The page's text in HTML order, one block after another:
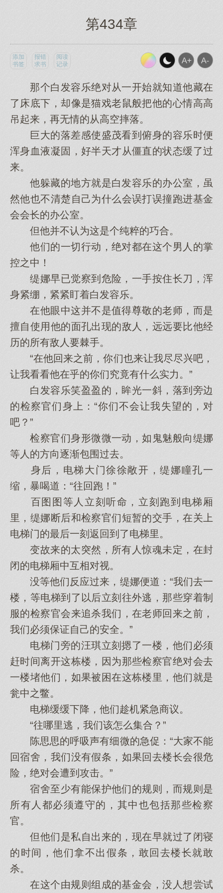
第434章
添加
书签
报错
求书
阅读
记录
那个白发容乐绝对从一开始就知道他藏在
了床底下，却像是猫戏老鼠般把他的心情高高
吊起来，再无情的从高空摔落。
巨大的落差感使盛茂看到俯身的容乐时便
浑身血液凝固，好半天才从僵直的状态缓了过
来。
他躲藏的地方就是白发容乐的办公室，虽
然他也不清楚自己为什么会误打误撞跑进基金
会会长的办公室。
但他并不认为这是个纯粹的巧合。
他们的一切行动，绝对都在这个男人的掌
控之中！
缇娜早已觉察到危险，一手按住长刀，浑
身紧绷，紧紧盯着白发容乐。
在他眼中这并不是值得尊敬的老师，而是
擅自使用他的面孔出现的敌人，远远要比他经
历的所有敌人要棘手。
“在他回来之前，你们也来让我尽尽兴吧，
让我看看他在乎的你们究竟有什么实力。”
白发容乐笑盈盈的，眸光一斜，落到旁边
的检察官们身上：“你们不会让我失望的，对
吧？”
检察官们身形微微一动，如鬼魅般向缇娜
等人的方向逐渐包围过去。
身后，电梯大门徐徐敞开，缇娜瞳孔一
缩，暴喝道：“往回跑！”
百图图等人立刻听命，立刻跑到电梯厢
里，缇娜断后和检察官们短暂的交手，在关上
电梯门的最后一刻返回到了电梯里。
变故来的太突然，所有人惊魂未定，在封
闭的电梯厢中互相对视。
没等他们反应过来，缇娜便道：“我们去一
楼，等电梯到了以后立刻往外逃，那些穿着制
服的检察官会来追杀我们，在老师回来之前，
我们必须保证自己的安全。”
电梯门旁的汪琪立刻摁了一楼，他们必须
赶时间离开这栋楼，因为那些检察官绝对会去
一楼堵他们，如果被困在这栋楼里，他们就是
瓮中之鳖。
电梯缓缓下降，他们趁机紧急商议。
“往哪里逃，我们该怎么集合？”
陈思思的呼吸声有细微的急促：“大家不能
回宿舍，我们没有假条，如果回去楼长会很危
险，绝对会遭到攻击。”
宿舍至少有能保护他们的规则，而规则是
所有人都必须遵守的，其中也包括那些检察
官。
但他们是私自出来的，现在早就过了闭寝
的时间，他们拿不出假条，敢回去楼长就敢
杀。
在这个由规则组成的基金会，没人想尝试